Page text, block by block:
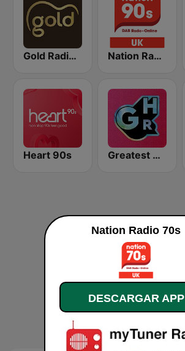
Gold Radio UK Nation Radio 90s
Heart 90s Greatest Hits Radio
Nation Radio 70s
DESCARGAR APP